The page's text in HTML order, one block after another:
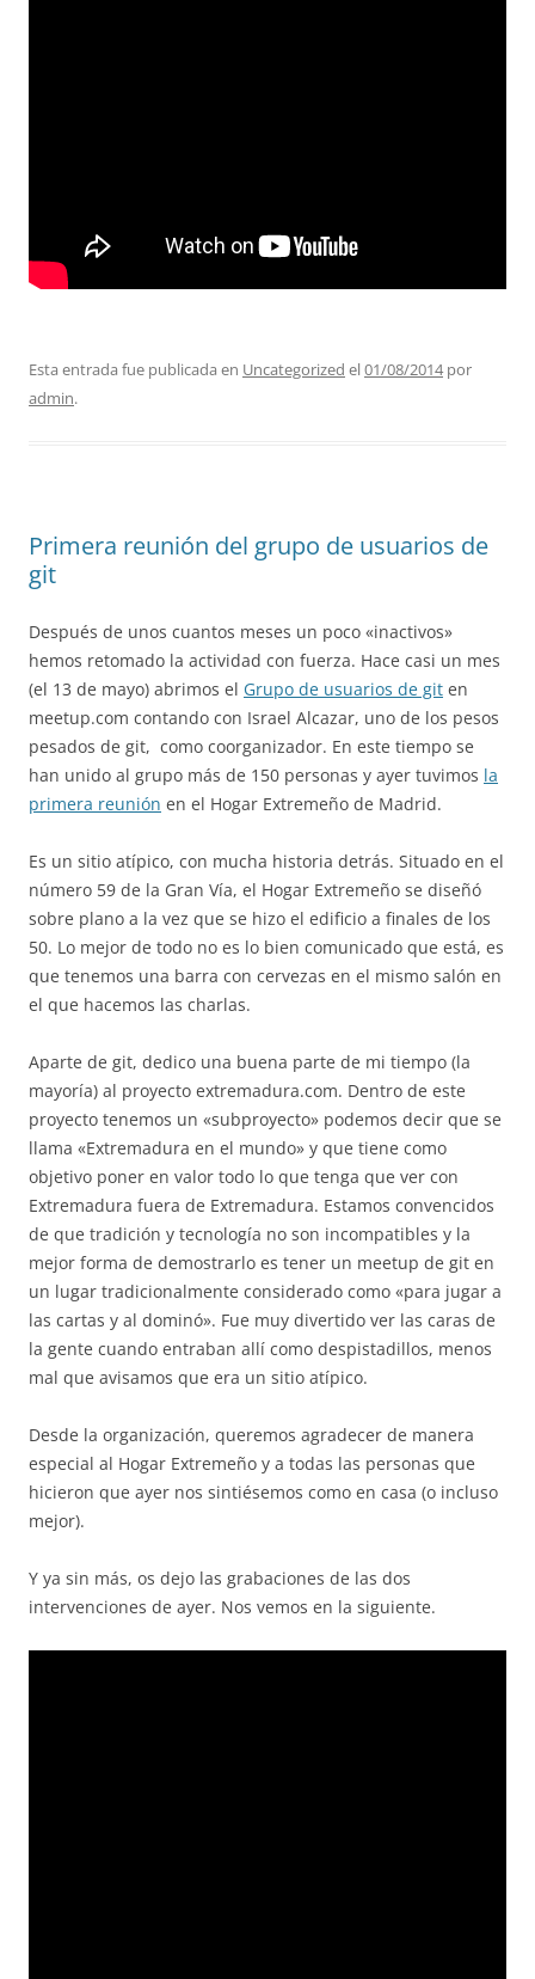
Esta entrada fue publicada en Uncategorized el01/08/2014por
admin.
Primera reunión del grupo de usuarios de
git
Después de unos cuantos meses un poco «inactivos»
hemos retomado la actividad con fuerza. Hace casi un mes
(el 13 de mayo) abrimos el Grupo de usuarios de git en
meetup.com contando con Israel Alcazar, uno de los pesos
pesados de git, como coorganizador. En este tiempo se
han unido al grupo más de 150 personas y ayer tuvimos la
primera reunión en el Hogar Extremeño de Madrid.
Es un sitio atípico, con mucha historia detrás. Situado en el
número 59 de la Gran Vía, el Hogar Extremeño se diseñó
sobre plano a la vez que se hizo el edificio a finales de los
50. Lo mejor de todo no es lo bien comunicado que está, es
que tenemos una barra con cervezas en el mismo salón en
el que hacemos las charlas.
Aparte de git, dedico una buena parte de mi tiempo (la
mayoría) al proyecto extremadura.com. Dentro de este
proyecto tenemos un «subproyecto» podemos decir que se
llama «Extremadura en el mundo» y que tiene como
objetivo poner en valor todo lo que tenga que ver con
Extremadura fuera de Extremadura. Estamos convencidos
de que tradición y tecnología no son incompatibles y la
mejor forma de demostrarlo es tener un meetup de git en
un lugar tradicionalmente considerado como «para jugar a
las cartas y al dominó». Fue muy divertido ver las caras de
la gente cuando entraban allí como despistadillos, menos
mal que avisamos que era un sitio atípico.
Desde la organización, queremos agradecer de manera
especial al Hogar Extremeño y a todas las personas que
hicieron que ayer nos sintiésemos como en casa (o incluso
mejor).
Y ya sin más, os dejo las grabaciones de las dos
intervenciones de ayer. Nos vemos en la siguiente.